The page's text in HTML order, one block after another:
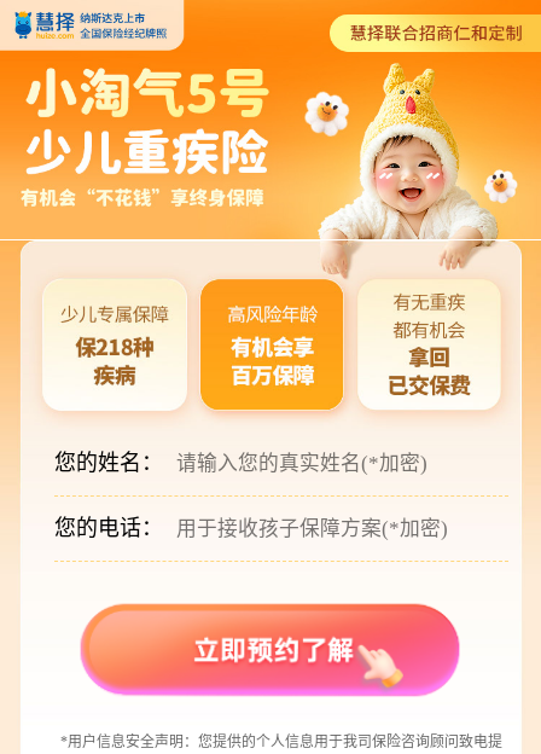
您的姓名：
您的电话：
*用户信息安全声明：您提供的个人信息用于我司保险咨询顾问致电提